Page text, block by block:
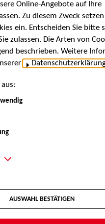
als
legen
und TV
Französisch, Persisch
Online-Angebote auf Ihre
Zu diesem Zweck
ein. Entscheiden Sie bitte
zulassen. Die Arten von
beschrieben. Weitere
AUSWAHL BESTÄTIGEN